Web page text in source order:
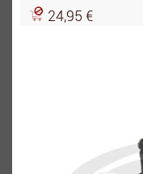
24,95 €